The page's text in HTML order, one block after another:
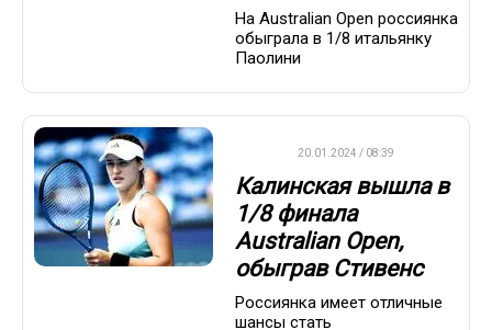
На Australian Open россиянка
обыграла в 1/8 итальянку
Паолини
20.01.2024 / 08:39
Калинская вышла в
1/8 финала
Australian Open,
обыграв Стивенс
Россиянка имеет отличные
шансы стать